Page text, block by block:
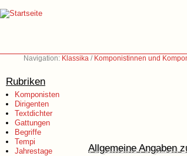
Navigation: Klassika / Komponistinnen und
Rubriken
Komponisten
Dirigenten
Textdichter
Gattungen
Begriffe
Tempi
Jahrestage
Allgemeine Angaben